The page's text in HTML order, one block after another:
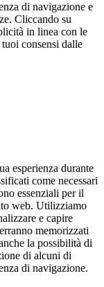
di navigazione e
Cliccando su
in linea con le
consensi dalle
esperienza durante
come necessari
essenziali per il
web. Utilizziamo
e capire
memorizzati
la possibilità di
di alcuni di
di navigazione.